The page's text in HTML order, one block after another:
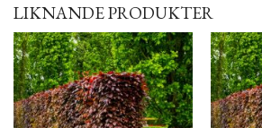
LIKNANDE PRODUKTER